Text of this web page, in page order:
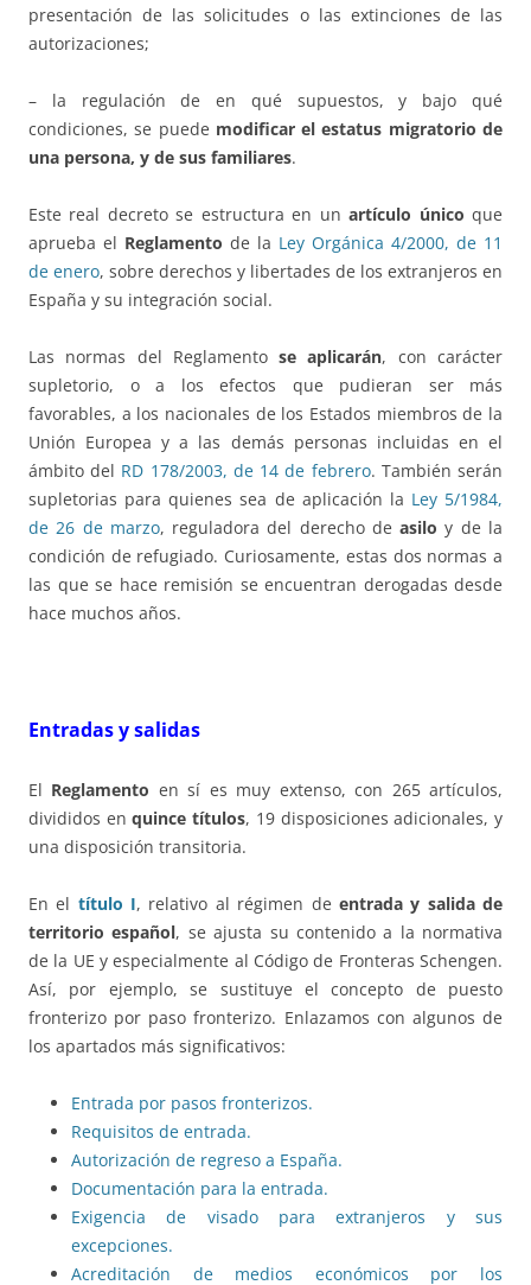
presentación de las solicitudes o las extinciones de las
autorizaciones;
– la regulación de en qué supuestos, y bajo qué
condiciones, se puede modificar el estatus migratorio de
una persona, y de sus familiares.
Este real decreto se estructura en unartículo único que
aprueba el Reglamento de la Ley Orgánica 4/2000, de 11
de enero, sobre derechos y libertades de los extranjeros en
España y su integración social.
Las normas del Reglamentose aplicarán, con carácter
supletorio, o a los efectos que pudieran ser más
favorables, a los nacionales de los Estados miembros de la
Unión Europea y a las demás personas incluidas en el
ámbito del RD 178/2003, de 14 de febrero. También serán
supletorias para quienes sea de aplicación la Ley 5/1984,
de 26 de marzo, reguladora del derecho deasilo y de la
condición de refugiado. Curiosamente, estas dos normas a
las que se hace remisión se encuentran derogadas desde
hace muchos años.
Entradas y salidas
El Reglamento en sí es muy extenso, con 265 artículos,
divididos enquince títulos, 19 disposiciones adicionales, y
una disposición transitoria.
En el título I, relativo al régimen de entrada y salida de
territorio español, se ajusta su contenido a la normativa
de la UE y especialmente al Código de Fronteras Schengen.
Así, por ejemplo, se sustituye el concepto de puesto
fronterizo por paso fronterizo. Enlazamos con algunos de
los apartados más significativos:
Entrada por pasos fronterizos.
Requisitos de entrada.
Autorización de regreso a España.
Documentación para la entrada.
Exigencia de visado para extranjeros y sus
excepciones.
Acreditación de medios económicos por los